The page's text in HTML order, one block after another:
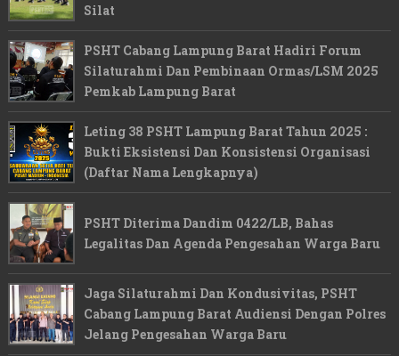
Silat
PSHT Cabang Lampung Barat Hadiri Forum
Silaturahmi Dan Pembinaan Ormas/LSM 2025
Pemkab Lampung Barat
Leting 38 PSHT Lampung Barat Tahun 2025 :
Bukti Eksistensi Dan Konsistensi Organisasi
(Daftar Nama Lengkapnya)
PSHT Diterima Dandim 0422/LB, Bahas
Legalitas Dan Agenda Pengesahan Warga Baru
Jaga Silaturahmi Dan Kondusivitas, PSHT
Cabang Lampung Barat Audiensi Dengan Polres
Jelang Pengesahan Warga Baru